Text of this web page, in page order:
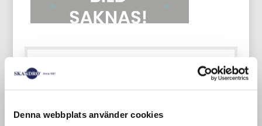
Denna webbplats använder cookies
Vaak hebben we plaatmaterialen in lagen
bij ons wat we op voorraad hebben.